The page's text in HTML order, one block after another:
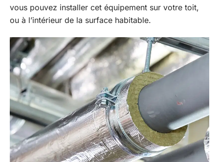
vous pouvez installer cet équipement sur votre toit,
ou à l’intérieur de la surface habitable.